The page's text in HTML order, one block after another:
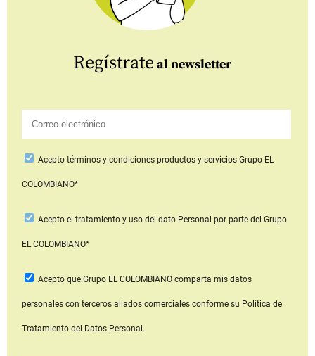
Regístrate al newsletter
Aceptotérminos y condiciones productos y serviciosGrupo EL
COLOMBIANO*
Acepto el tratamiento y uso del dato Personal por parte del Grupo
EL COLOMBIANO*
Acepto que Grupo EL COLOMBIANOcomparta mis datos
personales con terceros aliados comerciales conforme su Política de
Tratamiento del Datos Personal.